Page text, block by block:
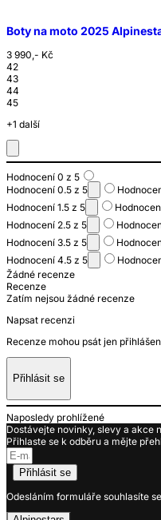
Boty na moto 2025
3 990,- Kč
42
43
44
45
+1 další
Hodnocení 0 z 5
Hodnocení 0.5 z 5
Hodnocení 1.5 z 5
Hodnocení 2.5 z 5
Hodnocení 3.5 z 5
Hodnocení 4.5 z 5
Žádné recenze
Recenze
Zatím nejsou žádné recenze
Napsat recenzi
Recenze mohou psát jen
Přihlásit se
Naposledy prohlížené
Dostávejte novinky, slevy a akce
Přihlaste se k odběru a mějte
Přihlásit se
Odesláním formuláře souhlasíte se